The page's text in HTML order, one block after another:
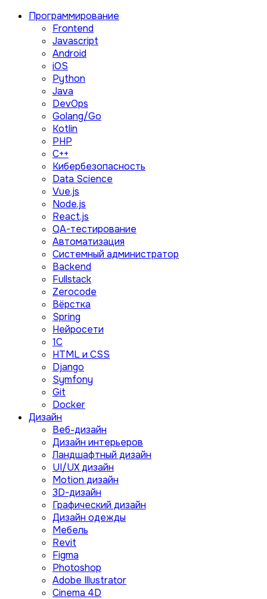
Программирование
Frontend
Javascript
Android
iOS
Python
Java
DevOps
Golang/Go
Kotlin
PHP
C++
Кибербезопасность
Data Science
Vue.js
Node.js
React.js
QA-тестирование
Автоматизация
Системный администратор
Backend
Fullstack
Zerocode
Вёрстка
Spring
Нейросети
1C
HTML и CSS
Django
Symfony
Git
Docker
Дизайн
Веб-дизайн
Дизайн интерьеров
Ландшафтный дизайн
UI/UX дизайн
Motion дизайн
3D-дизайн
Графический дизайн
Дизайн одежды
Мебель
Revit
Figma
Photoshop
Adobe Illustrator
Сinema 4D